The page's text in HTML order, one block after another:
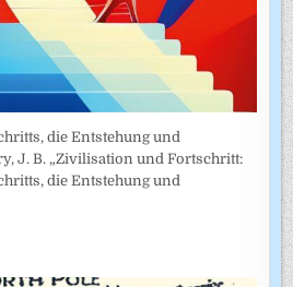
die Entstehung und
J. B. „Zivilisation und Fortschritt:
die Entstehung und